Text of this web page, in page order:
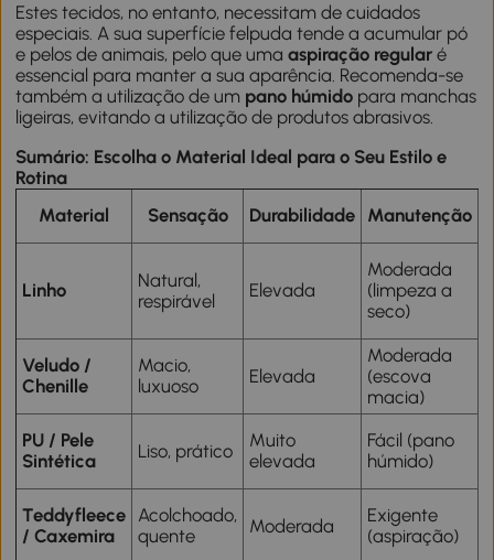
Estes tecidos, no entanto, necessitam de cuidados
especiais. A sua superfície felpuda tende a acumular pó
e pelos de animais, pelo que umaaspiração regular é
essencial para manter a sua aparência. Recomenda-se
também a utilização de um pano húmido para manchas
ligeiras, evitando a utilização de produtos abrasivos.
Sumário: Escolha o Material Ideal para o Seu Estilo e
Rotina
Material
Sensação Durabilidade Manutenção
Linho
Natural,
respirável
Elevada
Moderada
(limpeza a
seco)
Veludo /
Chenille
Macio,
luxuoso
Elevada
Moderada
(escova
macia)
PU / Pele
Sintética
Liso, prático
Muito
elevada
Fácil (pano
húmido)
Teddyfleece
/ Caxemira
Acolchoado,
quente
Moderada
Exigente
(aspiração)